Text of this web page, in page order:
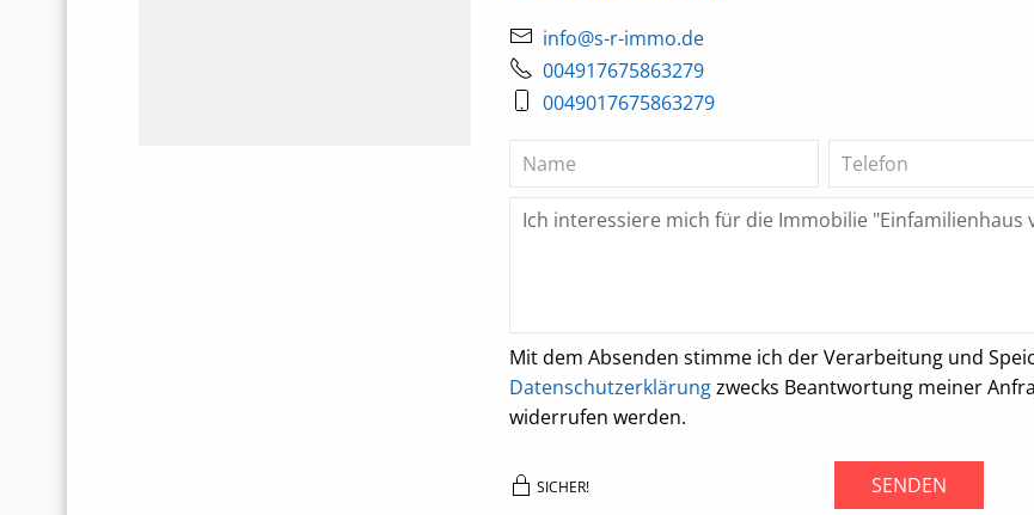
info@s-r-immo.de
004917675863279
0049017675863279
Mit dem Absenden stimme ich der Verarbeitung und
Datenschutzerklärungzwecks Beantwortung meiner
widerrufen werden.
SICHER! SENDEN